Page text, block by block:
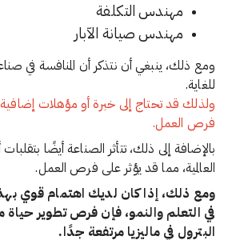
مهندس التكلفة
مهندس صيانة الآبار
ومع ذلك، ينبغي أن نتذكر أن المنافسة في
للغاية.
ولذلك قد تحتاج إلى خبرة أو مؤهلات
فرص العمل.
بالإضافة إلى ذلك، تتأثر الصناعة أيضًا
العالمية، مما قد يؤثر على فرص العمل.
ومع ذلك، إذا كان لديك اهتمام قوي
في التعلم والنمو، فإن فرص تطوير حياة
البترول في ماليزيا مرتفعة جدًا.